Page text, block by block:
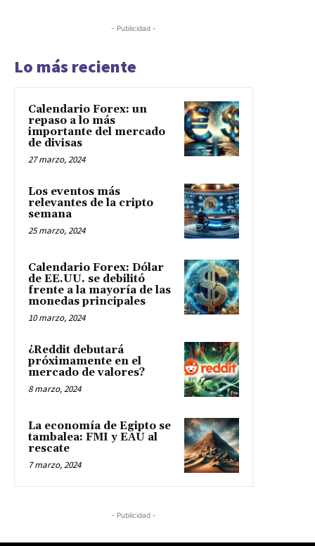
- Publicidad -
Lo más reciente
Calendario Forex: un
repaso a lo más
importante del mercado
de divisas
27 marzo, 2024
Los eventos más
relevantes de la cripto
semana
25 marzo, 2024
Calendario Forex: Dólar
de EE.UU. se debilitó
frente a la mayoría de las
monedas principales
10 marzo, 2024
¿Reddit debutará
próximamente en el
mercado de valores?
8 marzo, 2024
La economía de Egipto se
tambalea: FMI y EAU al
rescate
7 marzo, 2024
- Publicidad -